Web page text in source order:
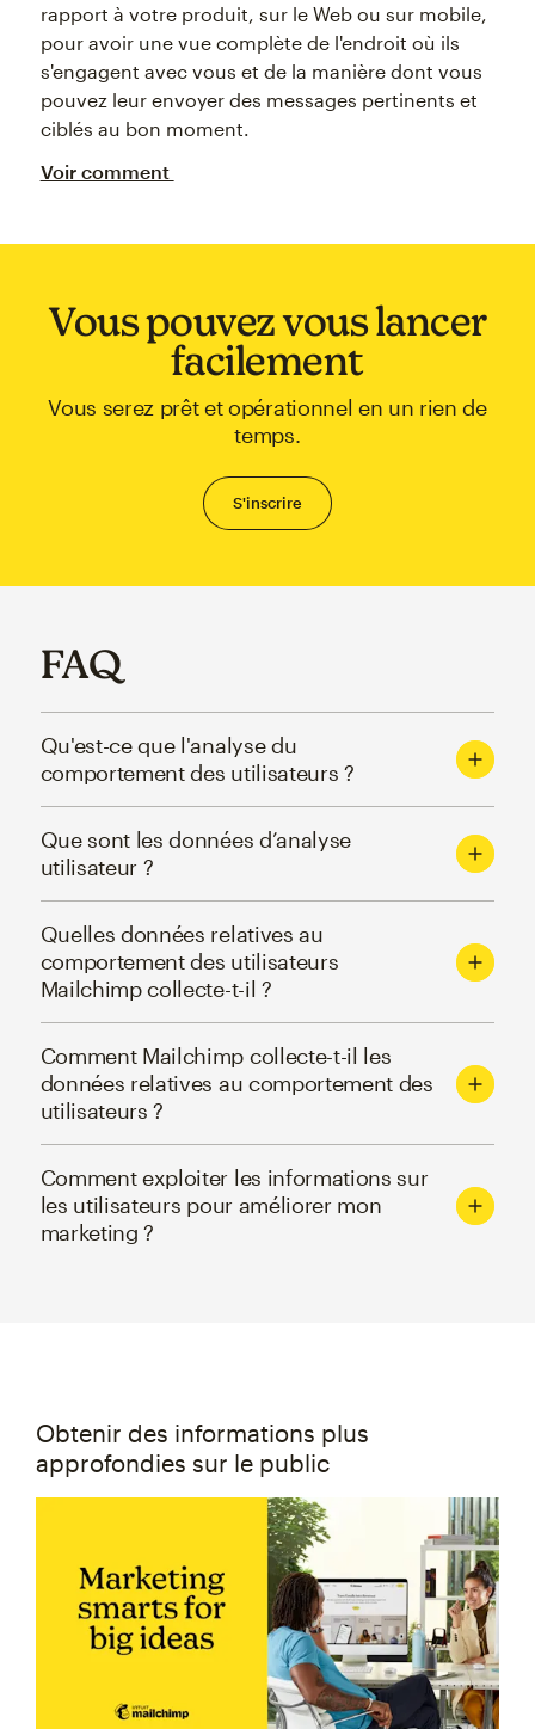
rapport à votre produit, sur le Web ou sur mobile,
pour avoir une vue complète de l'endroit où ils
s'engagent avec vous et de la manière dont vous
pouvez leur envoyer des messages pertinents et
ciblés au bon moment.
Voir comment
Vous pouvez vous lancer
facilement
Vous serez prêt et opérationnel en un rien de
temps.
S'inscrire
FAQ
Qu'est-ce que l'analyse du
comportement des utilisateurs ?
Que sont les données d’analyse
utilisateur ?
Quelles données relatives au
comportement des utilisateurs
Mailchimp collecte-t-il ?
Comment Mailchimp collecte-t-il les
données relatives au comportement des
utilisateurs ?
Comment exploiter les informations sur
les utilisateurs pour améliorer mon
marketing ?
Obtenir des informations plus
approfondies sur le public